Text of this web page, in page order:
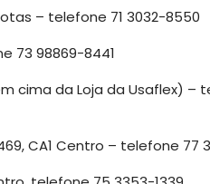
– telefone 71 3032-8550
73 98869-8441
cima da Loja da Usaflex) –
CA1 Centro – telefone 77